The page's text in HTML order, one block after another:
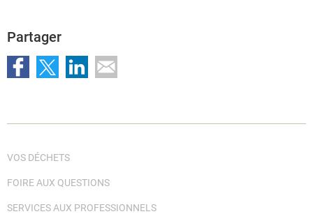
Partager
VOS DÉCHETS
FOIRE AUX QUESTIONS
SERVICES AUX PROFESSIONNELS